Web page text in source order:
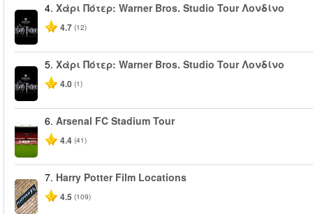
4. Χάρι Πότερ: Warner Bros. Studio Tour Λονδίνο
4.7 (12)
5. Χάρι Πότερ: Warner Bros. Studio Tour Λονδίνο
4.0 (1)
6. Arsenal FC Stadium Tour
4.4 (41)
7. Harry Potter Film Locations
4.5 (109)